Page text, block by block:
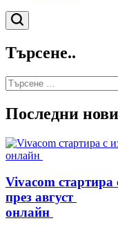
Търсене
Търсене..
Търсене
за:
Последни
Vivacom
през август
онлайн